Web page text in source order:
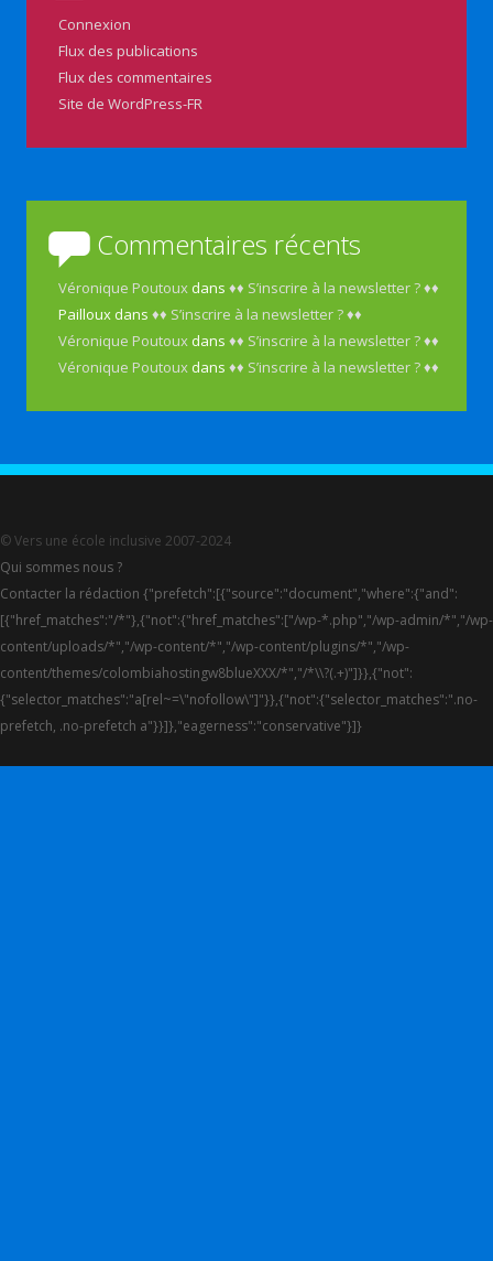
Connexion
Flux des publications
Flux des commentaires
Site de WordPress-FR
Commentaires récents
Véronique Poutoux dans♦♦ S’inscrire à la newsletter ? ♦♦
Pailloux dans♦♦ S’inscrire à la newsletter ? ♦♦
Véronique Poutoux dans♦♦ S’inscrire à la newsletter ? ♦♦
Véronique Poutoux dans♦♦ S’inscrire à la newsletter ? ♦♦
© Vers une école inclusive 2007-2024
Qui sommes nous ?
Contacter la rédaction {"prefetch":[{"source":"document","where":{"and":
[{"href_matches":"/*"},{"not":{"href_matches":["/wp-*.php","/wp-admin/*","/wp-
content/uploads/*","/wp-content/*","/wp-content/plugins/*","/wp-
content/themes/colombiahostingw8blueXXX/*","/*\\?(.+)"]}},{"not":
{"selector_matches":"a[rel~=\"nofollow\"]"}},{"not":{"selector_matches":".no-
prefetch, .no-prefetch a"}}]},"eagerness":"conservative"}]}